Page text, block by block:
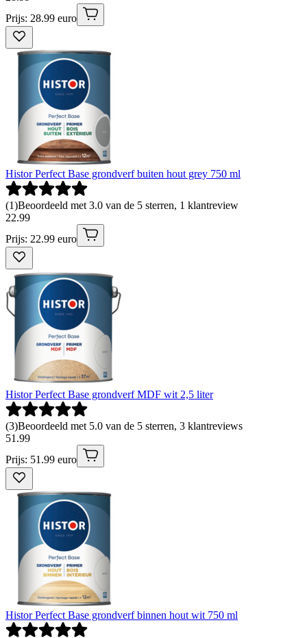
Prijs: 28.99 euro
Histor Perfect Base grondverf buiten hout grey 750 ml
(1)Beoordeeld met 3.0 van de 5 sterren, 1 klantreview
22.99
Prijs: 22.99 euro
Histor Perfect Base grondverf MDF wit 2,5 liter
(3)Beoordeeld met 5.0 van de 5 sterren, 3 klantreviews
51 .99
Prijs: 51.99 euro
Histor Perfect Base grondverf binnen hout wit 750 ml